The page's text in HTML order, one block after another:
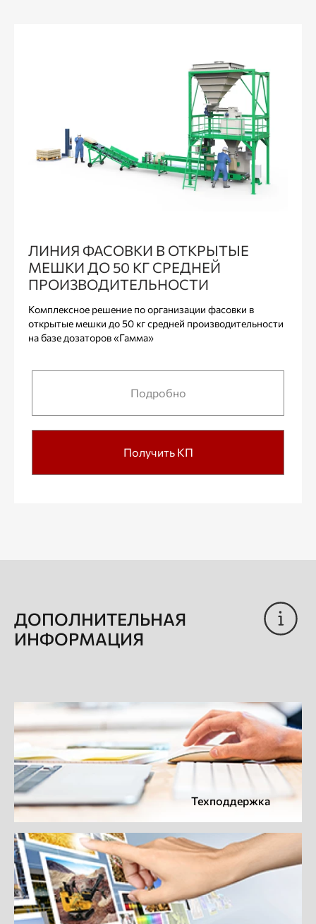
ЛИНИЯ ФАСОВКИ В ОТКРЫТЫЕ
МЕШКИ ДО 50 КГ СРЕДНЕЙ
ПРОИЗВОДИТЕЛЬНОСТИ
Комплексное решение по организации фасовки в
открытые мешки до 50 кг средней производительности
на базе дозаторов «Гамма»
Подробно
Получить КП
ДОПОЛНИТЕЛЬНАЯ
ИНФОРМАЦИЯ
Техподдержка